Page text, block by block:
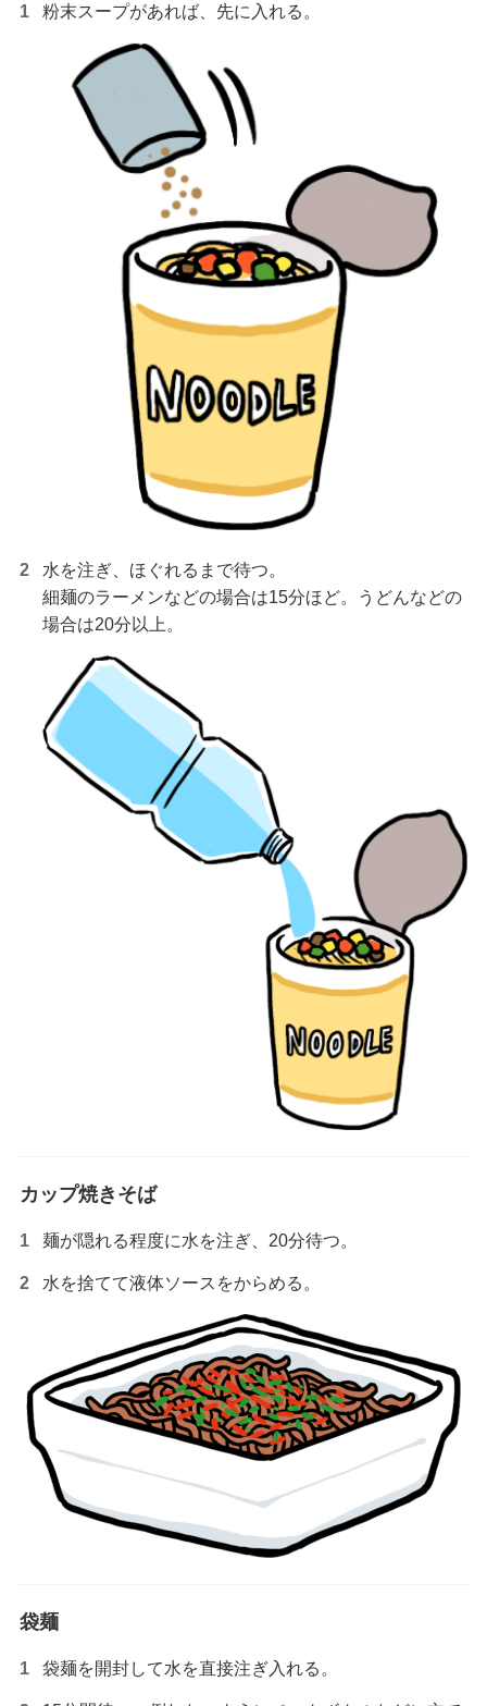
粉末スープがあれば、先に入れる。
水を注ぎ、ほぐれるまで待つ。
細麺のラーメンなどの場合は15分ほど。うどんなどの
場合は20分以上。
カップ焼きそば
麺が隠れる程度に水を注ぎ、20分待つ。
水を捨てて液体ソースをからめる。
袋麺
袋麺を開封して水を直接注ぎ入れる。